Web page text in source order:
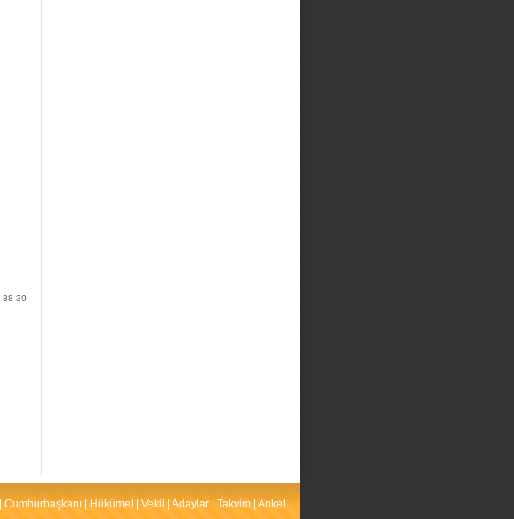
38 39
Cumhurbaşkanı Hükümet| Vekil Adaylar Takvim Anket